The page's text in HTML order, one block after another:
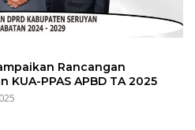
Rancangan
KUA-PPAS APBD TA 2025